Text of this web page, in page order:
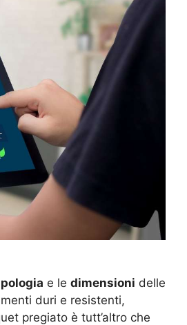
e le dimensioni delle
duri e resistenti,
pregiato è tutt’altro che